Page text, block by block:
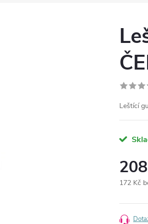
Leštící
172 Kč
cena: